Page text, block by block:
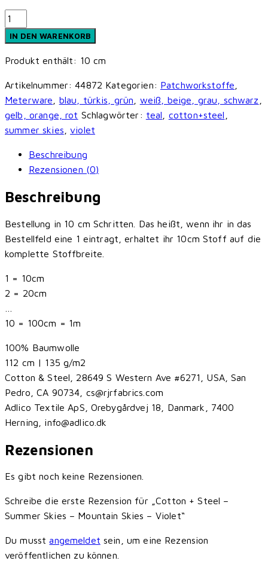
Cotton
+
Steel
-
Skies
-
Mountain
Skies
Violet
IN DEN WARENKORB
Produkt enthält: 10 cm
Artikelnummer:44872 Kategorien: Patchworkstoffe
Meterware
blau, türkis, grün weiß, beige, grau, schwarz
gelb, orange, rot Schlagwörter: teal cotton+steel
summer skies ,violet
Beschreibung
Rezensionen (0)
Beschreibung
Bestellung in 10 cm Schritten. Das heißt, wenn ihr in das
Bestellfeld eine 1 eintragt, erhaltet ihr 10cm Stoff auf die
komplette Stoffbreite.
1 = 10cm
2 = 20cm
10 = 100cm = 1m
100% Baumwolle
112 cm | 135 g/m2
Cotton & Steel, 28649 S Western Ave #6271, USA, San
Pedro, CA 90734, cs@rjrfabrics.com
Adlico Textile ApS, Orebygårdvej 18, Danmark, 7400
Herning, info@adlico.dk
Rezensionen
Es gibt noch keine Rezensionen.
Schreibe die erste Rezension für „Cotton + Steel –
Summer Skies – Mountain Skies – Violet“
Du musstangemeldet sein, um eine Rezension
veröffentlichen zu können.